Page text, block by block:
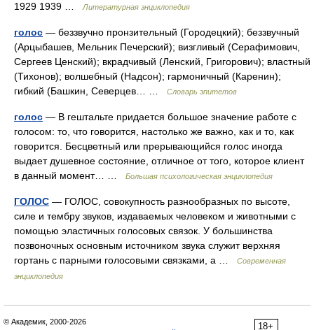
1929 1939 …
Литературная энциклопедия
голос — беззвучно пронзительный (Городецкий); беззвучный
(Арцыбашев, Мельник Печерский); визгливый (Серафимович,
Сергеев Ценский); вкрадчивый (Ленский, Григорович); властный
(Тихонов); волшебный (Надсон); гармоничный (Каренин);
гибкий (Башкин, Северцев… …
Словарь эпитетов
голос — В гештальте придается большое значение работе с
голосом: то, что говорится, настолько же важно, как и то, как
говорится. Бесцветный или прерывающийся голос иногда
выдает душевное состояние, отличное от того, которое клиент
в данный момент… …
Большая психологическая энциклопедия
ГОЛОС — ГОЛОС, совокупность разнообразных по высоте,
силе и тембру звуков, издаваемых человеком и животными с
помощью эластичных голосовых связок. У большинства
позвоночных основным источником звука служит верхняя
гортань с парными голосовыми связками, а …
Современная
энциклопедия
18+
© Академик, 2000-2026